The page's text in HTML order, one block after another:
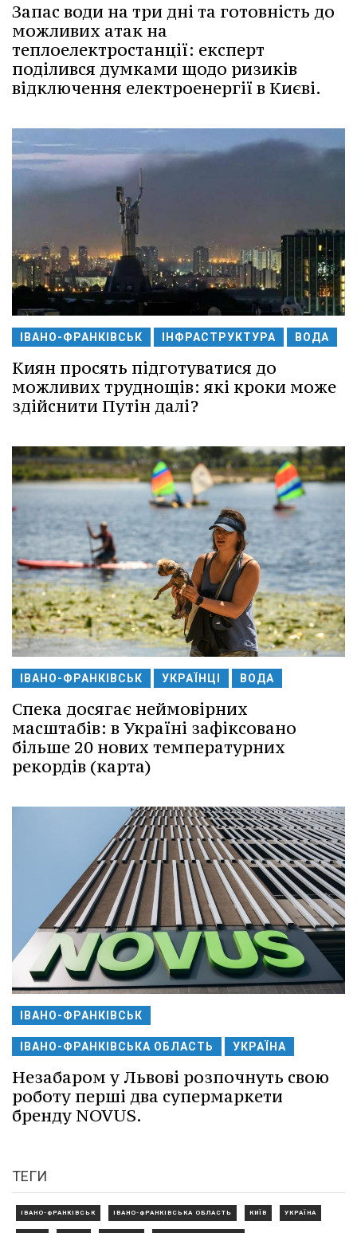
Запас води на три дні та готовність до
можливих атак на
теплоелектростанції: експерт
поділився думками щодо ризиків
відключення електроенергії в Києві.
ІВАНО-ФРАНКІВСЬК ІНФРАСТРУКТУРА ВОДА
Киян просять підготуватися до
можливих труднощів: які кроки може
здійснити Путін далі?
ІВАНО-ФРАНКІВСЬК УКРАЇНЦІ ВОДА
Спека досягає неймовірних
масштабів: в Україні зафіксовано
більше 20 нових температурних
рекордів (карта)
ІВАНО-ФРАНКІВСЬК
ІВАНО-ФРАНКІВСЬКА ОБЛАСТЬ УКРАЇНА
Незабаром у Львові розпочнуть свою
роботу перші два супермаркети
бренду NOVUS.
ТЕГИ
ІВАНО-ФРАНКІВСЬК ІВАНО-ФРАНКІВСЬКА ОБЛАСТЬ КИЇВ УКРАЇНА